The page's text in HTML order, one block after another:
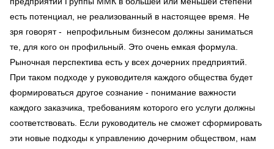
есть потенциал, не реализованный в настоящее время. Не
зря говорят - непрофильным бизнесом должны заниматься
те, для кого он профильный. Это очень емкая формула.
Рыночная перспектива есть у всех дочерних предприятий.
При таком подходе у руководителя каждого общества будет
формироваться другое сознание - понимание важности
каждого заказчика, требованиям которого его услуги должны
соответствовать. Если руководитель не сможет сформировать
эти новые подходы к управлению дочерним обществом, нам